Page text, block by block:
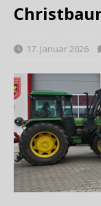
17. Januar 2026